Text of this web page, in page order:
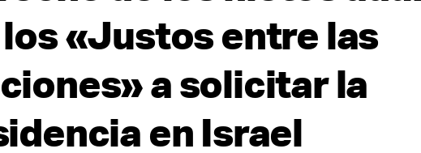
«Justos entre las
a solicitar la
en Israel